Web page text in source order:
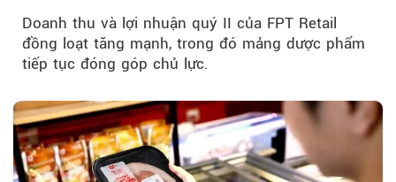
Doanh thu và lợi nhuận quý II của FPT Retail
đồng loạt tăng mạnh, trong đó mảng dược phẩm
tiếp tục đóng góp chủ lực.